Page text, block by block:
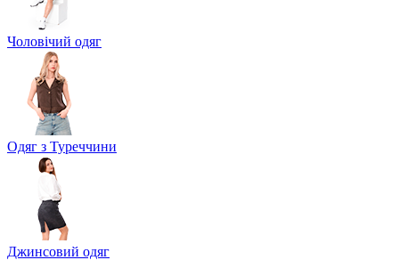
Чоловічий одяг
Одяг з Туреччини
Джинсовий одяг